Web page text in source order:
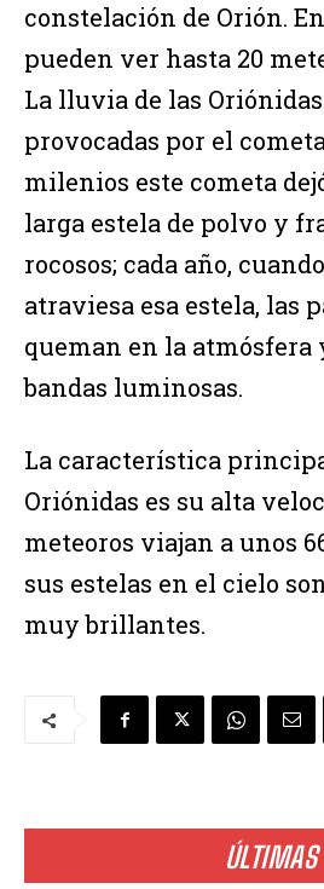
ÚLTIMAS
constelación de Orión.
pueden ver hasta 20
La lluvia de las
provocadas por el
milenios este cometa
larga estela de polvo y
rocosos; cada año,
atraviesa esa estela, las
queman en la atmósfera
bandas luminosas.
La característica
Oriónidas es su alta
meteoros viajan a unos
sus estelas en el cielo
muy brillantes.